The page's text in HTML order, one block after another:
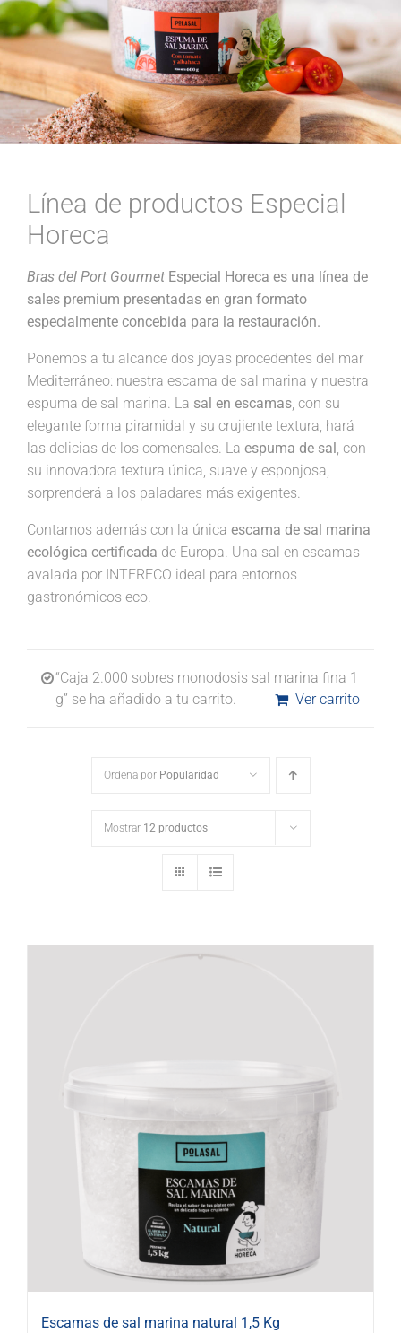
Línea de productos Especial
Horeca
Bras del Port Gourmet Especial Horeca es una línea de
sales premium presentadas en gran formato
especialmente concebida para la restauración.
Ponemos a tu alcance dos joyas procedentes del mar
Mediterráneo: nuestra escama de sal marina y nuestra
espuma de sal marina. La sal en escamas, con su
elegante forma piramidal y su crujiente textura, hará
las delicias de los comensales. La espuma de sal, con
su innovadora textura única, suave y esponjosa,
sorprenderá a los paladares más exigentes.
Contamos además con la única escama de sal marina
ecológica certificada de Europa. Una sal en escamas
avalada por INTERECO ideal para entornos
gastronómicos eco.
“Caja 2.000 sobres monodosis sal marina fina 1
g” se ha añadido a tu carrito.
Ver carrito
Ordena por Popularidad
Mostrar 12 productos
Escamas de sal marina natural 1,5 Kg